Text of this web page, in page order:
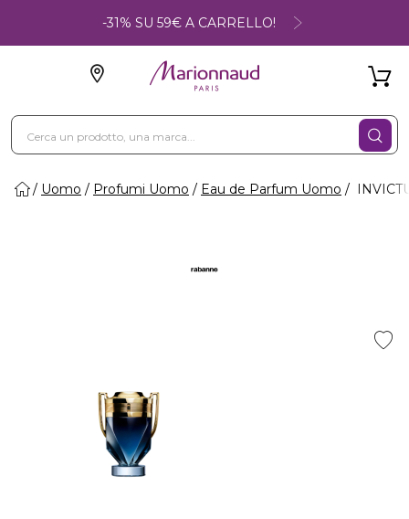
-31% SU 59€ A CARRELLO!
Uomo Profumi Uomo Eau de Parfum Uomo